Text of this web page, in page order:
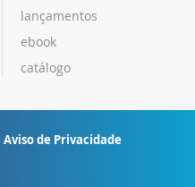
lançamentos
ebook
catálogo
Aviso de Privacidade